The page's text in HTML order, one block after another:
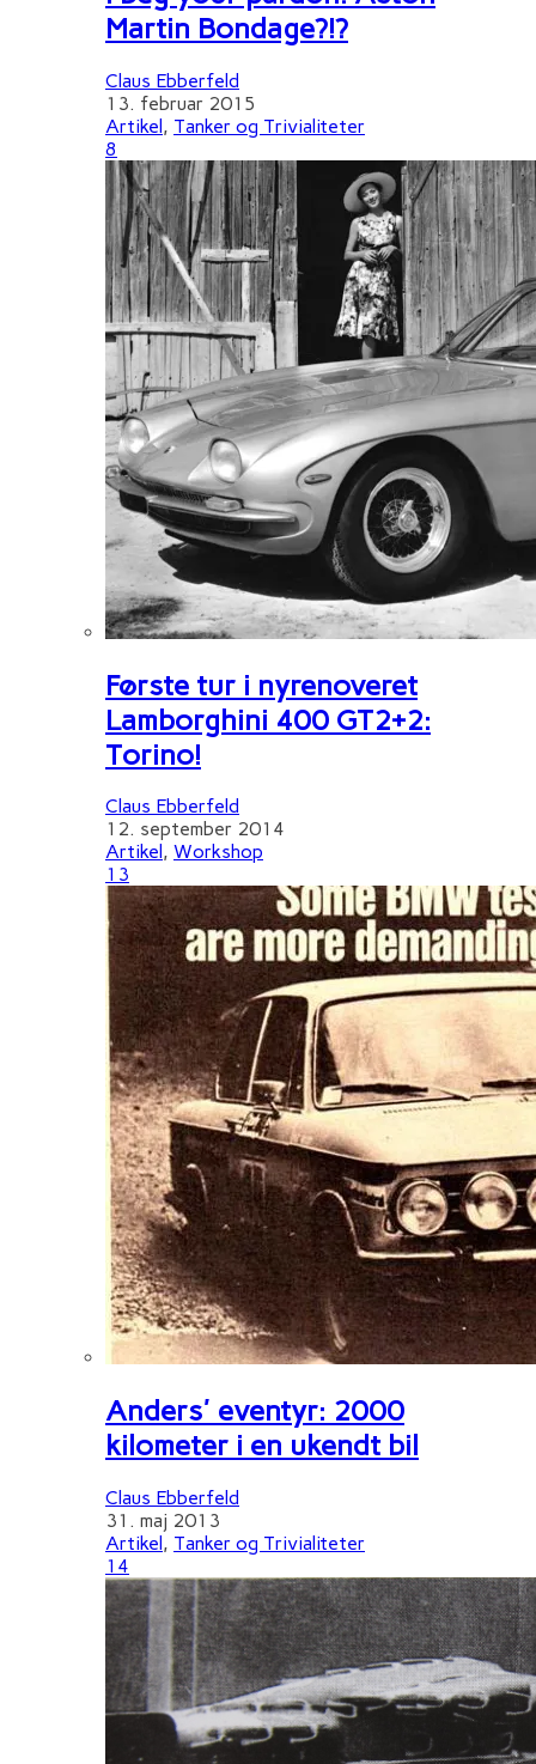
Martin Bondage?!?
Claus Ebberfeld
13. februar 2015
Artikel, Tanker og Trivialiteter
8
Første tur i nyrenoveret
Lamborghini 400 GT2+2:
Torino!
Claus Ebberfeld
12. september 2014
Artikel , Workshop
13
Anders' eventyr: 2000
kilometer i en ukendt bil
Claus Ebberfeld
31. maj 2013
Artikel , Tanker og Trivialiteter
14